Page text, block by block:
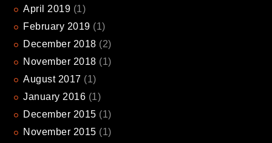
April 2019 (1)
February 2019 (1)
December 2018 (2)
November 2018 (1)
August 2017 (1)
January 2016 (1)
December 2015 (1)
November 2015 (1)